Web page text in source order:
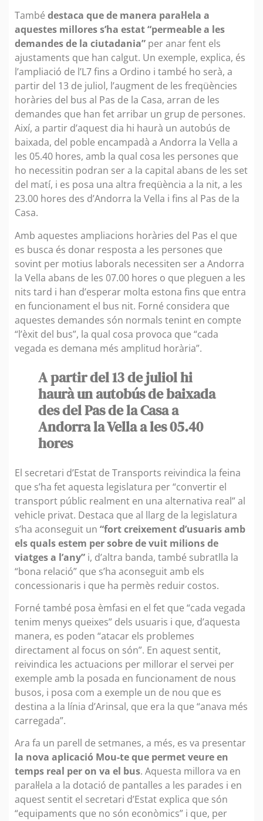
També destaca que de manera paral·lela a
aquestes millores s’ha estat “permeable a les
demandes de la ciutadania” per anar fent els
ajustaments que han calgut. Un exemple, explica, és
l’ampliació de l’L7 fins a Ordino i també ho serà, a
partir del 13 de juliol, l’augment de les freqüències
horàries del bus al Pas de la Casa, arran de les
demandes que han fet arribar un grup de persones.
Així, a partir d’aquest dia hi haurà un autobús de
baixada, del poble encampadà a Andorra la Vella a
les 05.40 hores, amb la qual cosa les persones que
ho necessitin podran ser a la capital abans de les set
del matí, i es posa una altra freqüència a la nit, a les
23.00 hores des d’Andorra la Vella i fins al Pas de la
Casa.
Amb aquestes ampliacions horàries del Pas el que
es busca és donar resposta a les persones que
sovint per motius laborals necessiten ser a Andorra
la Vella abans de les 07.00 hores o que pleguen a les
nits tard i han d’esperar molta estona fins que entra
en funcionament el bus nit. Forné considera que
aquestes demandes són normals tenint en compte
“l’èxit del bus”, la qual cosa provoca que “cada
vegada es demana més amplitud horària”.
A partir del 13 de juliol hi
haurà un autobús de baixada
des del Pas de la Casa a
Andorra la Vella a les 05.40
hores
El secretari d’Estat de Transports reivindica la feina
que s’ha fet aquesta legislatura per “convertir el
transport públic realment en una alternativa real” al
vehicle privat. Destaca que al llarg de la legislatura
s’ha aconseguit un “fort creixement d’usuaris amb
els quals estem per sobre de vuit milions de
viatges a l’any” i, d’altra banda, també subratlla la
“bona relació” que s’ha aconseguit amb els
concessionaris i que ha permès reduir costos.
Forné també posa èmfasi en el fet que “cada vegada
tenim menys queixes” dels usuaris i que, d’aquesta
manera, es poden “atacar els problemes
directament al focus on són”. En aquest sentit,
reivindica les actuacions per millorar el servei per
exemple amb la posada en funcionament de nous
busos, i posa com a exemple un de nou que es
destina a la línia d’Arinsal, que era la que “anava més
carregada”.
Ara fa un parell de setmanes, a més, es va presentar
la nova aplicació Mou-te que permet veure en
temps real per on va el bus. Aquesta millora va en
paral·lela a la dotació de pantalles a les parades i en
aquest sentit el secretari d’Estat explica que són
“equipaments que no són econòmics” i que, per